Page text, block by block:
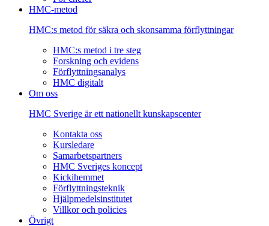
HMC-metod
HMC:s metod för säkra och skonsamma förflyttningar
HMC:s metod i tre steg
Forskning och evidens
Förflyttningsanalys
HMC digitalt
Om oss
HMC Sverige är ett nationellt kunskapscenter
Kontakta oss
Kursledare
Samarbetspartners
HMC Sveriges koncept
Kickihemmet
Förflyttningsteknik
Hjälpmedelsinstitutet
Villkor och policies
Övrigt